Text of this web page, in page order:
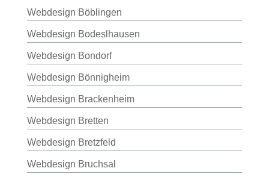
Webdesign Böblingen
Webdesign Bodeslhausen
Webdesign Bondorf
Webdesign Bönnigheim
Webdesign Brackenheim
Webdesign Bretten
Webdesign Bretzfeld
Webdesign Bruchsal